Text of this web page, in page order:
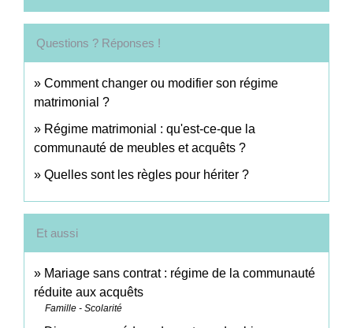
Questions ? Réponses !
Comment changer ou modifier son régime
matrimonial ?
Régime matrimonial : qu'est-ce-que la
communauté de meubles et acquêts ?
Quelles sont les règles pour hériter ?
Et aussi
Mariage sans contrat : régime de la communauté
réduite aux acquêts
Famille - Scolarité